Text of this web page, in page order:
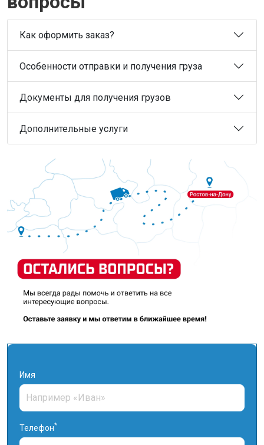
Как оформить заказ?
Особенности отправки и получения груза
Документы для получения грузов
Дополнительные услуги
Имя
Телефон*